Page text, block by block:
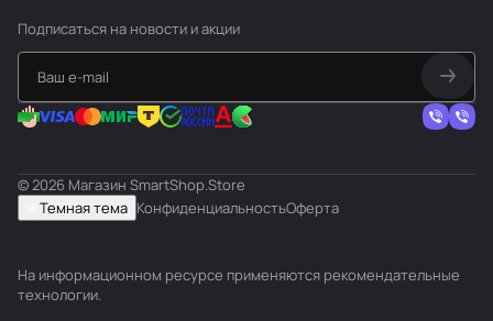
Подписаться на новости и акции
© 2026 Магазин SmartShop.Store
Темная тема КонфиденциальностьОферта
На информационном ресурсе применяются рекомендательные
технологии.